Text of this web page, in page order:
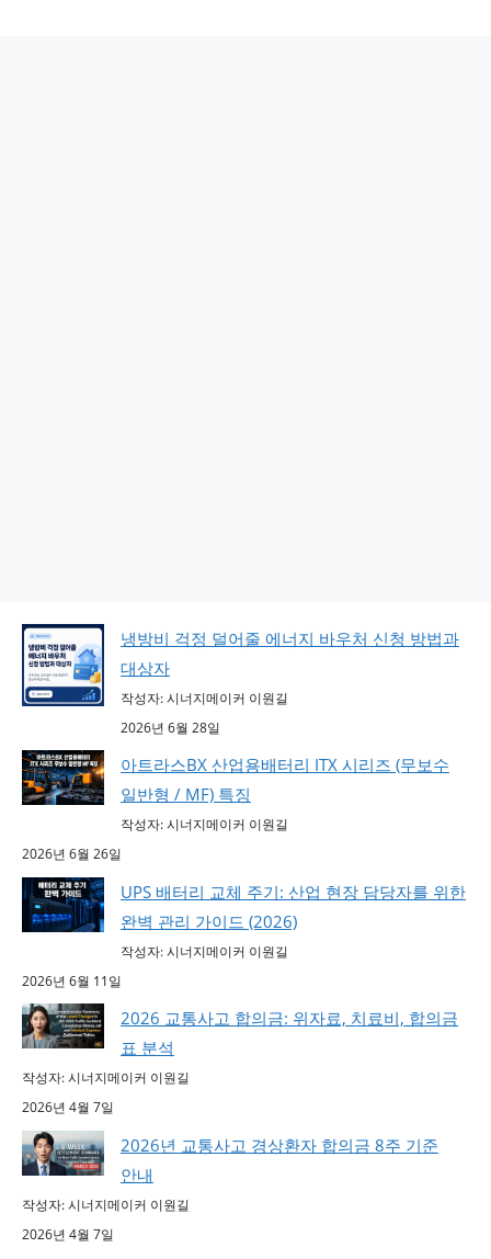
냉방비 걱정 덜어줄 에너지 바우처 신청 방법과
대상자
작성자: 시너지메이커 이원길
2026년 6월 28일
아트라스BX 산업용배터리 ITX 시리즈 (무보수
일반형 / MF) 특징
작성자: 시너지메이커 이원길
2026년 6월 26일
UPS 배터리 교체 주기: 산업 현장 담당자를 위한
완벽 관리 가이드 (2026)
작성자: 시너지메이커 이원길
2026년 6월 11일
2026 교통사고 합의금: 위자료, 치료비, 합의금
표 분석
작성자: 시너지메이커 이원길
2026년 4월 7일
2026년 교통사고 경상환자 합의금 8주 기준
안내
작성자: 시너지메이커 이원길
2026년 4월 7일